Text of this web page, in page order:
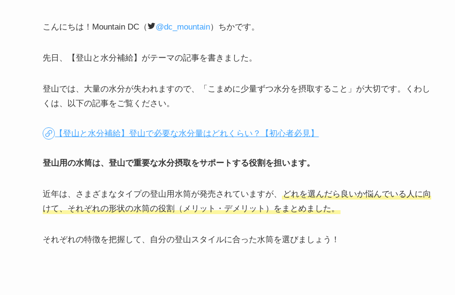
こんにちは！Mountain DC（ @dc_mountain）ちかです。
先日、【登山と水分補給】がテーマの記事を書きました。
登山では、大量の水分が失われますので、「こまめに少量ずつ水分を摂取すること」が大切です。くわし
くは、以下の記事をご覧ください。
【登山と水分補給】登山で必要な水分量はどれくらい？【初心者必見】
登山用の水筒は、登山で重要な水分摂取をサポートする役割を担います。
近年は、さまざまなタイプの登山用水筒が発売されていますが、
どれを選んだら良いか悩んでいる人に向
けて、それぞれの形状の水筒の役割（メリット・デメリット）をまとめました。
それぞれの特徴を把握して、自分の登山スタイルに合った水筒を選びましょう！